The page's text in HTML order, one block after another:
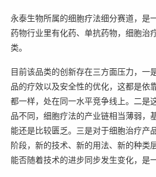
永泰生物所属的细胞疗法细分赛道，是
药物行业里有化药、单抗药物，细胞治
类。
目前该品类的创新存在三方面压力，一
品的疗效以及安全性的优化，这都是依
都一样，处在同一水平竞争线上。二是
品不同，细胞疗法的产业链相当薄弱，
能还是比较匮乏。三是对于细胞治疗产
阶段，新的技术、新的用法、新的种类
能否随着技术的进步同步发生变化，是